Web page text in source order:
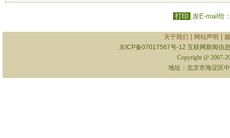
打印 发E-mail给
关于我们 网站声明
京ICP备07017567号-12 互联网新闻信
Copyright @ 2007-
地址：北京市海淀区